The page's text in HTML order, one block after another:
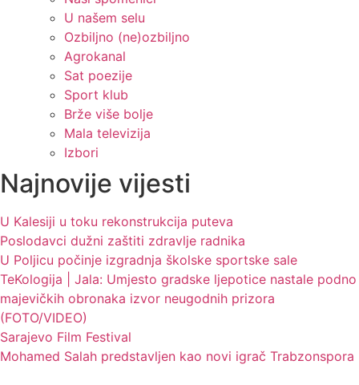
U našem selu
Ozbiljno (ne)ozbiljno
Agrokanal
Sat poezije
Sport klub
Brže više bolje
Mala televizija
Izbori
Najnovije vijesti
U Kalesiji u toku rekonstrukcija puteva
Poslodavci dužni zaštiti zdravlje radnika
U Poljicu počinje izgradnja školske sportske sale
TeKologija | Jala: Umjesto gradske ljepotice nastale podno
majevičkih obronaka izvor neugodnih prizora
(FOTO/VIDEO)
Sarajevo Film Festival
Mohamed Salah predstavljen kao novi igrač Trabzonspora